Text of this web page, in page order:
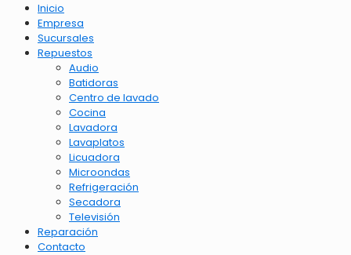
Inicio
Empresa
Sucursales
Repuestos
Audio
Batidoras
Centro de lavado
Cocina
Lavadora
Lavaplatos
Licuadora
Microondas
Refrigeración
Secadora
Televisión
Reparación
Contacto